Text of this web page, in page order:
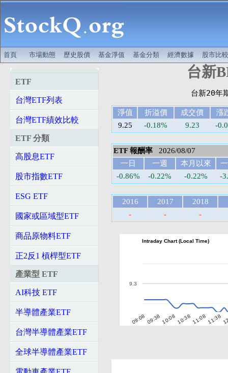
首頁 市場動態 歷史股價 基金淨值 基金分類 經濟數據 股市比較
ETF
台灣ETF列表
台灣ETF績效比較
ETF 分類
高股息ETF
股市指數ETF
ESG ETF
國家或區域型ETF
商品原物料ETF
正2反1 槓桿型ETF
產業型 ETF
AI科技 ETF
半導體產業ETF
台灣半導體產業ETF
全球半導體產業ETF
台新
淨值 折溢價 成交價
漲
9.25
-0.18% 9.23 -
ETF 報酬率 2026/08/07
一日
一週 本月以來
-0.86%
-0.22% -0.22% -
2016 2017 2018
-
- -
Intraday Chart (Local Time)
09:08 09:38 10:08 10:38 11:08 11:38
9.3